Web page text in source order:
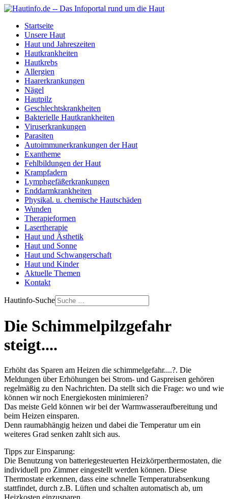
Startseite
Unsere Haut
Haut und Jahreszeiten
Hautkrankheiten
Hautkrebs
Allergien
Haarerkrankungen
Nägel
Hautpilz
Geschlechtskrankheiten
Bakterielle Hautkrankheiten
Viruserkrankungen
Parasiten
Autoimmunerkrankungen der Haut
Exantheme
Fehlbildungen der Haut
Krampfadern
Lymphgefäßerkrankungen
Enddarmkrankheiten
Physikal. u. chemische Hautschäden
Wunden
Therapieformen
Lasertherapie
Haut und Ästhetik
Haut und Sonne
Haut und Schwangerschaft
Haut und Kinder
Aktuelle Themen
Kontakt
Hautinfo-Suche
Die Schimmelpilzgefahr
steigt....
Erhöht das Sparen am Heizen die schimmelgefahr....?. Die
Meldungen über Erhöhungen bei Strom- und Gaspreisen gehören
regelmäßig zu den Nachrichten. Da stellt sich die Frage: wo und wie
können wir noch Energiekosten minimieren?
Das meiste Geld können wir bei der Warmwasseraufbereitung und
beim Heizen einsparen.
Denn raumabhängig heizen und dabei die Temperatur um ein
weiteres Grad senken zahlt sich aus.
Tipps zur Einsparung:
Die Benutzung von batteriegesteuerten Heizkörperthermostaten, die
individuell pro Zimmer eingestellt werden können. Diese
Thermostate erkennen, dass eine schnelle Temperaturabsenkung
stattfindet, durch z.B. Lüften und schalten automatisch ab, um
Heizkosten einzusparen.